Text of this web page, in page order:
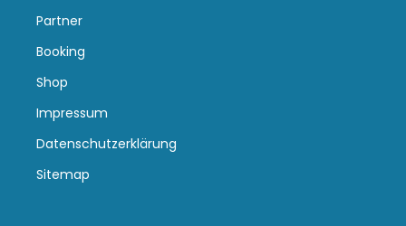
Partner
Booking
Shop
Impressum
Datenschutzerklärung
Sitemap